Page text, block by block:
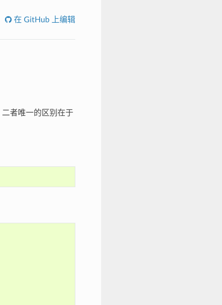
在 GitHub 上编辑
二者唯一的区别在于